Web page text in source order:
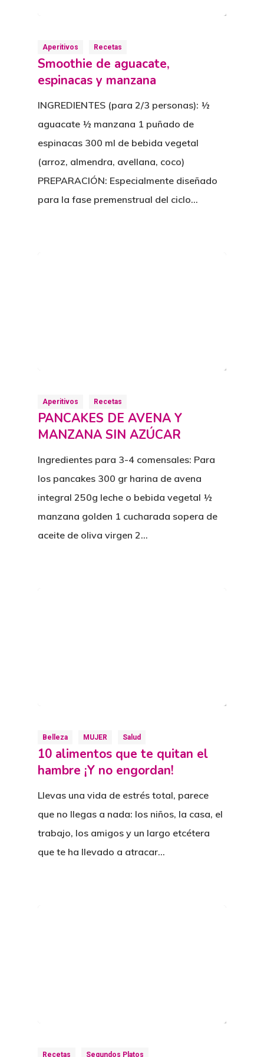
Aperitivos Recetas
Smoothie de aguacate,
espinacas y manzana
INGREDIENTES (para 2/3 personas): ½
aguacate ½ manzana 1 puñado de
espinacas 300 ml de bebida vegetal
(arroz, almendra, avellana, coco)
PREPARACIÓN: Especialmente diseñado
para la fase premenstrual del ciclo…
Aperitivos Recetas
PANCAKES DE AVENA Y
MANZANA SIN AZÚCAR
Ingredientes para 3-4 comensales: Para
los pancakes 300 gr harina de avena
integral 250g leche o bebida vegetal ½
manzana golden 1 cucharada sopera de
aceite de oliva virgen 2…
Belleza MUJER Salud
10 alimentos que te quitan el
hambre ¡Y no engordan!
Llevas una vida de estrés total, parece
que no llegas a nada: los niños, la casa, el
trabajo, los amigos y un largo etcétera
que te ha llevado a atracar…
Recetas Segundos Platos